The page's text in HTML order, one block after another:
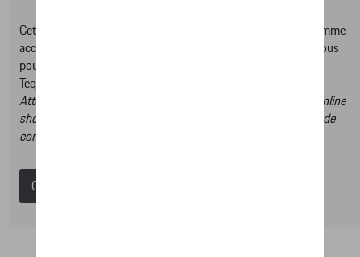
Cet online shop vous présente une sélection d’articles de la gamme
accessoires Tequipment, pour découvrir la gamme complète vous
pouvez consulter notre Moteur de recherche d’accessoires
Tequipment.
Attention, en cliquant sur le lien du catalogue vous sortez du online
shop et dans ce catalogue vous n’aurez donc pas la possibilité de
commander des articles en ligne.
Catalogue Porsche